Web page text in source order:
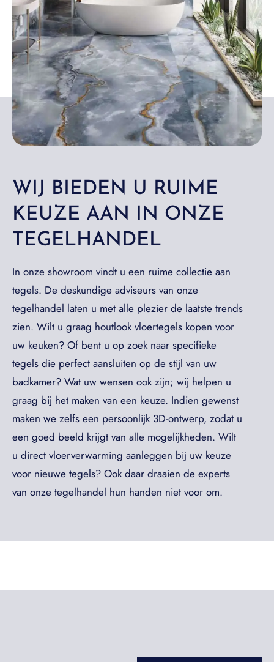
WIJ BIEDEN U RUIME
KEUZE AAN IN ONZE
TEGELHANDEL
In onze showroom vindt u een ruime collectie aan
tegels. De deskundige adviseurs van onze
tegelhandel laten u met alle plezier de laatste trends
zien. Wilt u graag houtlook vloertegels kopen voor
uw keuken? Of bent u op zoek naar specifieke
tegels die perfect aansluiten op de stijl van uw
badkamer? Wat uw wensen ook zijn; wij helpen u
graag bij het maken van een keuze. Indien gewenst
maken we zelfs een persoonlijk 3D-ontwerp, zodat u
een goed beeld krijgt van alle mogelijkheden. Wilt
u direct vloerverwarming aanleggen bij uw keuze
voor nieuwe tegels? Ook daar draaien de experts
van onze tegelhandel hun handen niet voor om.